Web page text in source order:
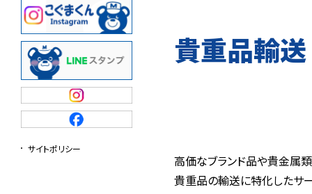
サイトポリシー
貴重品輸送
高価なブランド品や貴金属
貴重品の輸送に特化したサ